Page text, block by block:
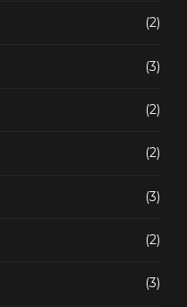
(2)
(3)
(2)
(2)
(3)
(2)
(3)